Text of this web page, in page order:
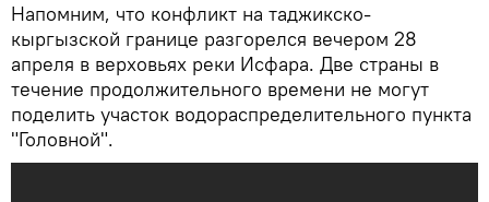
Напомним, что конфликт на таджикско-
кыргызской границе разгорелся вечером 28
апреля в верховьях реки Исфара. Две страны в
течение продолжительного времени не могут
поделить участок водораспределительного пункта
"Головной".